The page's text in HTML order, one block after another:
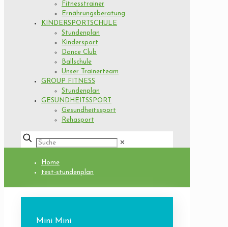
Fitnesstrainer
Ernährungsberatung
KINDERSPORTSCHULE
Stundenplan
Kindersport
Dance Club
Ballschule
Unser Trainerteam
GROUP FITNESS
Stundenplan
GESUNDHEITSSPORT
Gesundheitssport
Rehasport
✕
Home
test-stundenplan
Mini Mini